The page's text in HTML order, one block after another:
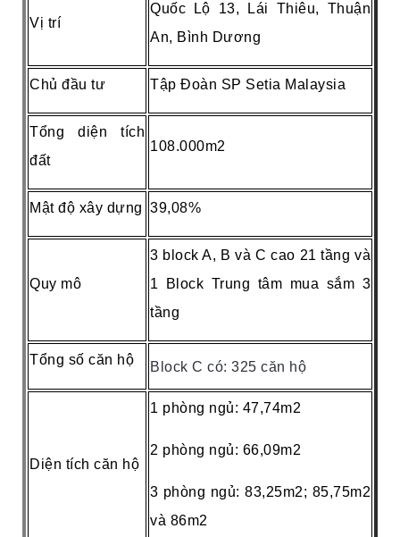
Vị trí
Quốc Lộ 13, Lái Thiêu, Thuận
An, Bình Dương
Chủ đầu tư Tập Đoàn SP Setia Malaysia
Tổng diện tích
đất
108.000m2
Mật độ xây dựng 39,08%
Quy mô
3 block A, B và C cao 21 tầng và
1 Block Trung tâm mua sắm 3
tầng
Tổng số căn hộ Block C có: 325 căn hộ
Diện tích căn hộ
1 phòng ngủ: 47,74m2
2 phòng ngủ: 66,09m2
3 phòng ngủ: 83,25m2; 85,75m2
và 86m2